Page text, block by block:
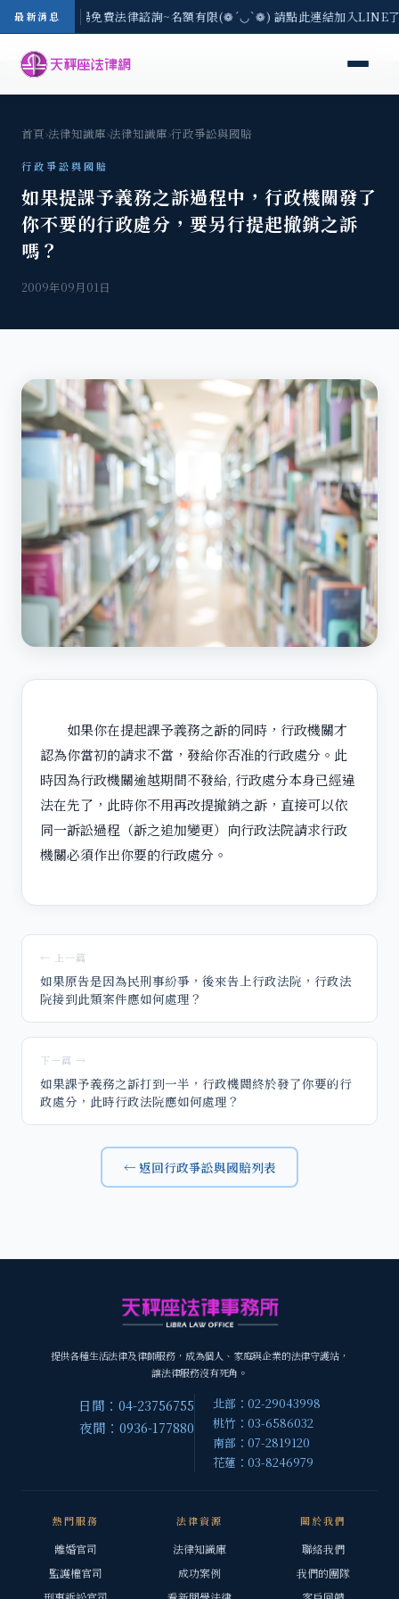
最新消息
區-8/3(一) 現場免費法律諮詢~名額有限(❁´◡`❁) 請點此連結加入
首頁›法律知識庫›法律知識庫›行政爭訟與國賠
行政爭訟與國賠
如果提課予義務之訴過程中，行政機關發了
你不要的行政處分，要另行提起撤銷之訴
嗎？
2009年09月01日
如果你在提起課予義務之訴的同時，行政機關才
認為你當初的請求不當，發給你否准的行政處分。此
時因為行政機關逾越期間不發給, 行政處分本身已經違
法在先了，此時你不用再改提撤銷之訴，直接可以依
同一訴訟過程（訴之追加變更）向行政法院請求行政
機關必須作出你要的行政處分。
← 上一篇
如果原告是因為民刑事紛爭，後來告上行政法院，行政法
院接到此類案件應如何處理？
下一篇 →
如果課予義務之訴打到一半，行政機關終於發了你要的行
政處分，此時行政法院應如何處理？
← 返回行政爭訟與國賠列表
提供各種生活法律及律師服務，成為個人、家庭與企業的法律守護站，
讓法律服務沒有死角。
日間：04-23756755
夜間：0936-177880
北部：02-29043998
桃竹：03-6586032
南部：07-2819120
花蓮：03-8246979
熱門服務
離婚官司
監護權官司
法律資源
法律知識庫
成功案例
關於我們
聯絡我們
我們的團隊